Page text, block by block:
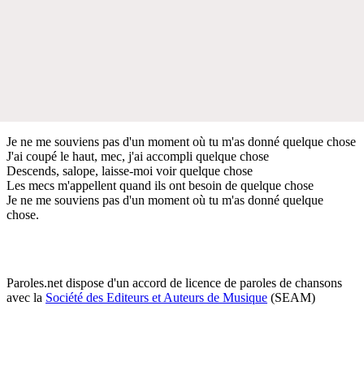
Je ne me souviens pas d'un moment où tu m'as donné quelque chose
J'ai coupé le haut, mec, j'ai accompli quelque chose
Descends, salope, laisse-moi voir quelque chose
Les mecs m'appellent quand ils ont besoin de quelque chose
Je ne me souviens pas d'un moment où tu m'as donné quelque
chose.
Paroles.net dispose d'un accord de licence de paroles de chansons
avec la Société des Editeurs et Auteurs de Musique (SEAM)